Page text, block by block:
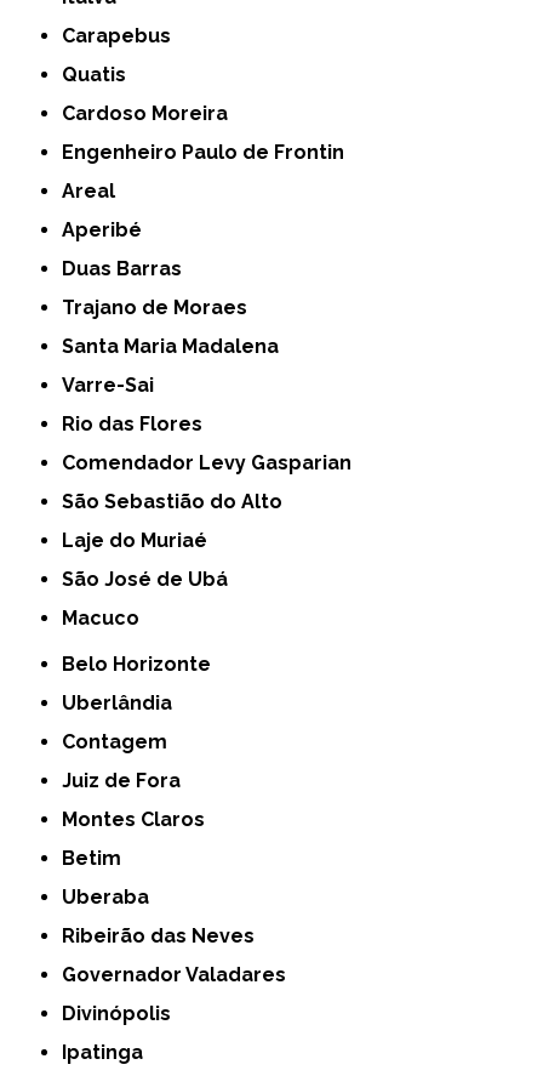
Carapebus
Quatis
Cardoso Moreira
Engenheiro Paulo de Frontin
Areal
Aperibé
Duas Barras
Trajano de Moraes
Santa Maria Madalena
Varre-Sai
Rio das Flores
Comendador Levy Gasparian
São Sebastião do Alto
Laje do Muriaé
São José de Ubá
Macuco
Belo Horizonte
Uberlândia
Contagem
Juiz de Fora
Montes Claros
Betim
Uberaba
Ribeirão das Neves
Governador Valadares
Divinópolis
Ipatinga